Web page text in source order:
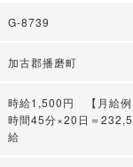
G-8739
加古郡播磨町
時給1,500円 【月給
時間45分×20日＝
給